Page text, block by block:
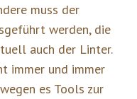
muss der
werden, die
auch der Linter.
immer und immer
es Tools zur